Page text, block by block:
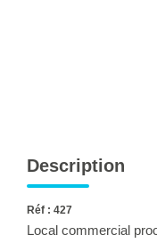
Description
Réf : 427
Local commercial